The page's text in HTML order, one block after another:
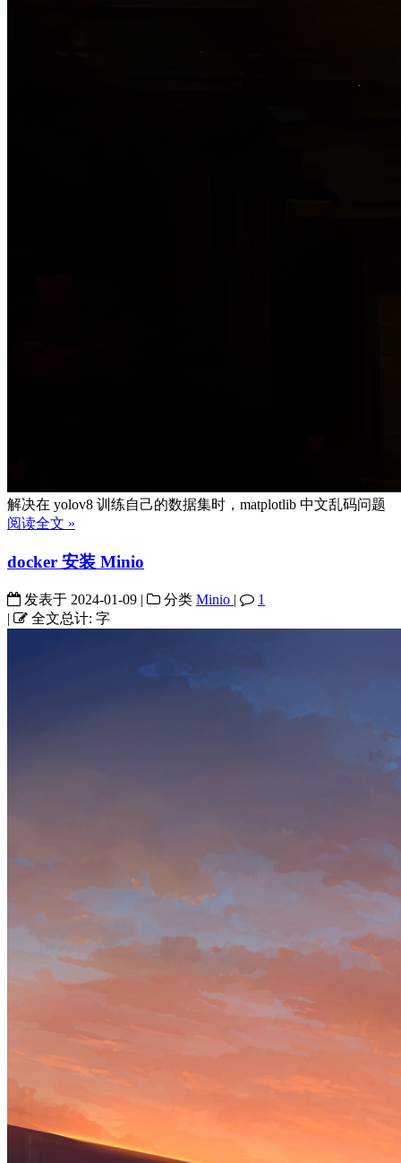
解决在 yolov8 训练自己的数据集时，matplotlib 中文乱码问题
阅读全文 »
docker 安装 Minio
发表于 2024-01-09 | 分类 Minio |
1
|
全文总计: 字